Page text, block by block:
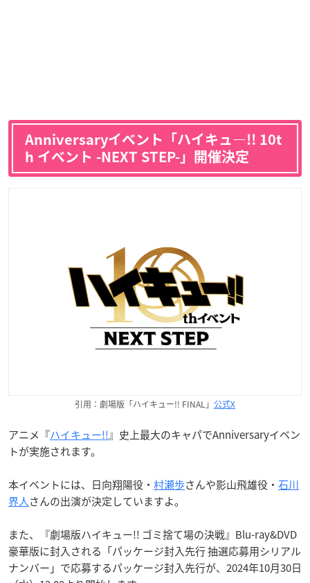
Anniversaryイベント「ハイキュ―!! 10t
h イベント -NEXT STEP-」開催決定
引用：劇場版「ハイキュー!! FINAL」 公式X
アニメ『ハイキュー!!』史上最大のキャパでAnniversaryイベン
トが実施されます。
本イベントには、日向翔陽役・ 村瀬歩さんや影山飛雄役・ 石川
界人さんの出演が決定していますよ。
また、『劇場版ハイキュー!! ゴミ捨て場の決戦』Blu-ray&DVD
豪華版に封入される「パッケージ封入先行 抽選応募用シリアル
ナンバー」で応募するパッケージ封入先行が、2024年10月30日